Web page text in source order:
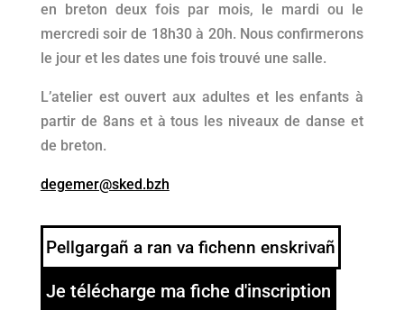
en breton deux fois par mois, le mardi ou le
mercredi soir de 18h30 à 20h. Nous confirmerons
le jour et les dates une fois trouvé une salle.
L’atelier est ouvert aux adultes et les enfants à
partir de 8ans et à tous les niveaux de danse et
de breton.
degemer@sked.bzh
Pellgargañ a ran va fichenn enskrivañ
Je télécharge ma fiche d'inscription